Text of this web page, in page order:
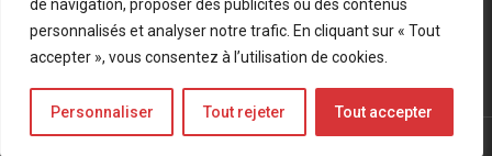
de navigation, proposer des publicités ou des contenus
personnalisés et analyser notre trafic. En cliquant sur « Tout
accepter », vous consentez à l’utilisation de cookies.
Personnaliser Tout rejeter Tout accepter
Bluesky
LinkedIn
Twitter
© Forces Operations Blog - 2022